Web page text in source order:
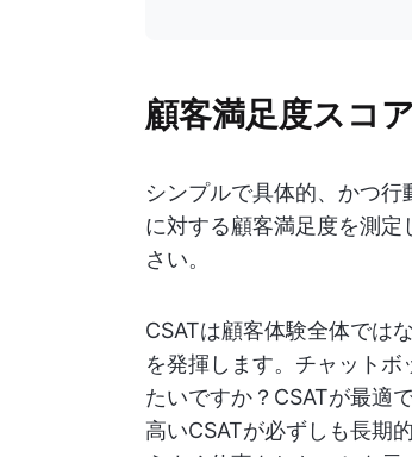
顧客満足度スコ
シンプルで具体的、かつ
に対する顧客満足度を測
さい。
CSATは顧客体験全体では
を発揮します。チャット
たいですか？CSATが最適
高いCSATが必ずしも長期